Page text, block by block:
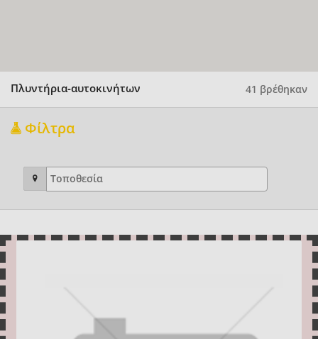
Πλυντήρια-αυτοκινήτων 41 βρέθηκαν
Φίλτρα